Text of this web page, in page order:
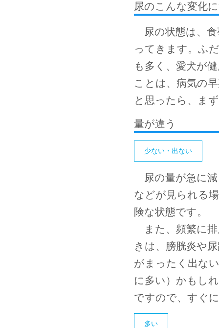
尿のこんな変化
尿の状態は、食
ってきます。ふ
も多く、愛犬が
ことは、病気の
と思ったら、ま
量が違う
少ない・出ない
尿の量が急に減
などが見られる
険な状態です。
また、頻繁に排
きは、膀胱炎や
がまったく出な
に多い）かもし
ですので、すぐ
多い